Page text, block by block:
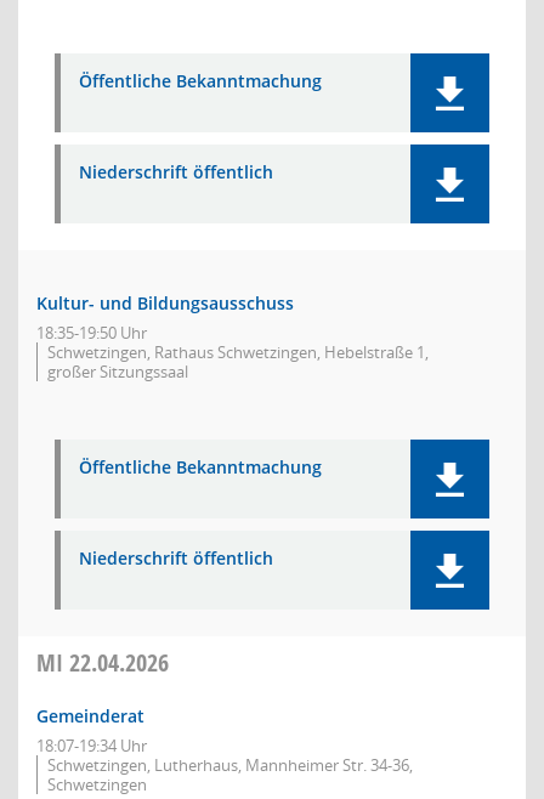
Öffentliche Bekanntmachung
Niederschrift öffentlich
Kultur- und Bildungsausschuss
18:35-19:50 Uhr
Schwetzingen, Rathaus Schwetzingen, Hebelstraße 1,
großer Sitzungssaal
Öffentliche Bekanntmachung
Niederschrift öffentlich
MI 22.04.2026
Gemeinderat
18:07-19:34 Uhr
Schwetzingen, Lutherhaus, Mannheimer Str. 34-36,
Schwetzingen